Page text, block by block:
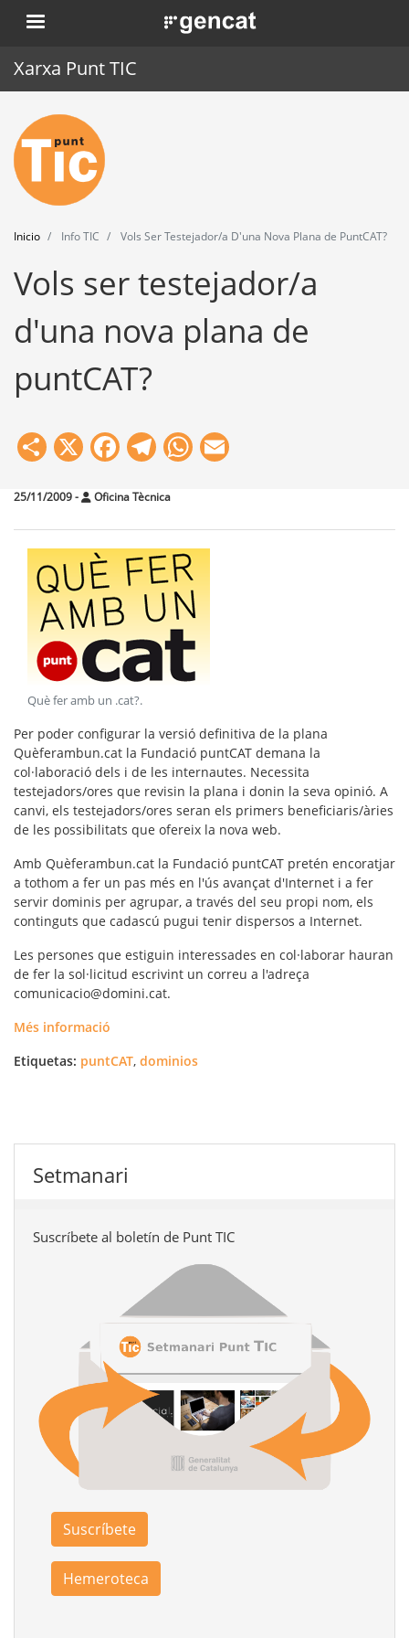
Pasar
al
. Obre en una nova finestra.
Xarxa Punt TIC
Inicio
Punt TIC
Actualidad
Agenda
Formación
Herramientas
Inicio Info TIC Vols Ser Testejador/a D'una Nova Plana de PuntCAT?
Vols ser testejador/a
d'una nova plana de
puntCAT?
Share
X Facebook
Telegram
WhatsApp
25/11/2009- Oficina Tècnica
Què fer amb un .cat?.
Per poder configurar la versió definitiva de la plana
Quèferambun.cat la Fundació puntCAT demana la
col·laboració dels i de les internautes. Necessita
testejadors/ores que revisin la plana i donin la seva opinió. A
canvi, els testejadors/ores seran els primers beneficiaris/àries
de les possibilitats que ofereix la nova web.
Amb Quèferambun.cat la Fundació puntCAT pretén encoratjar
a tothom a fer un pas més en l'ús avançat d'Internet i a fer
servir dominis per agrupar, a través del seu propi nom, els
continguts que cadascú pugui tenir dispersos a Internet.
Les persones que estiguin interessades en col·laborar hauran
de fer la sol·licitud escrivint un correu a l'adreça
comunicacio@domini.cat.
Més informació
Etiquetas: puntCAT, dominios
Setmanari
Suscríbete al boletín de Punt TIC
Suscríbete
Hemeroteca